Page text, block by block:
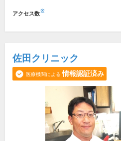
アクセス数※
佐田クリニック
医療機関による 情報認証済み